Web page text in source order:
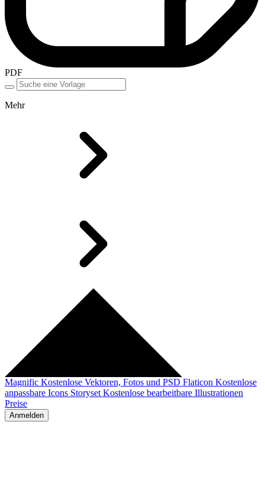
PDF
Mehr
Magnific Kostenlose Vektoren, Fotos und PSD Flaticon Kostenlose
anpassbare Icons Storyset Kostenlose bearbeitbare Illustrationen
Preise
Anmelden